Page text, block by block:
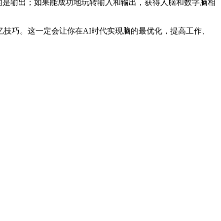
输出；如果能成功地玩转输入和输出，获得人脑和数字脑相
巧。这一定会让你在AI时代实现脑的最优化，提高工作、